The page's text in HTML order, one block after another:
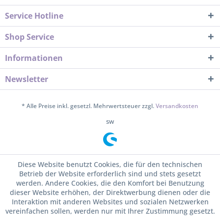
Service Hotline
Shop Service
Informationen
Newsletter
* Alle Preise inkl. gesetzl. Mehrwertsteuer zzgl.Versandkosten
sw
Diese Website benutzt Cookies, die für den technischen
Betrieb der Website erforderlich sind und stets gesetzt
werden. Andere Cookies, die den Komfort bei Benutzung
dieser Website erhöhen, der Direktwerbung dienen oder die
Interaktion mit anderen Websites und sozialen Netzwerken
vereinfachen sollen, werden nur mit Ihrer Zustimmung gesetzt.